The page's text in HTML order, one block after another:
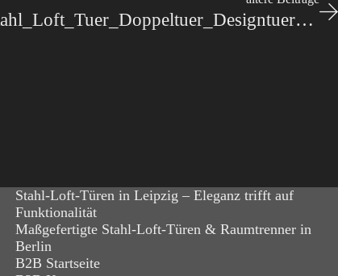
Stahl-Meister_Lofttuer_Stahl_Loft_Tuer_Doppeltuer_Designtuer_Windfang_Wohnzimmer-slim-line_IMG_2451
Stahl-Loft-Türen in Leipzig – Eleganz trifft auf
Funktionalität
Maßgefertigte Stahl-Loft-Türen & Raumtrenner in
Berlin
B2B Startseite